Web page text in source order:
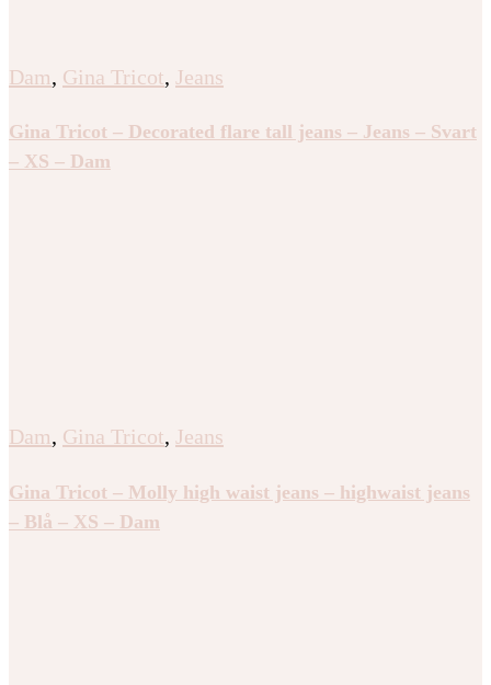
Dam, Gina Tricot, Jeans
Gina Tricot – Decorated flare tall jeans – Jeans – Svart
– XS – Dam
Dam, Gina Tricot, Jeans
Gina Tricot – Molly high waist jeans – highwaist jeans
– Blå – XS – Dam